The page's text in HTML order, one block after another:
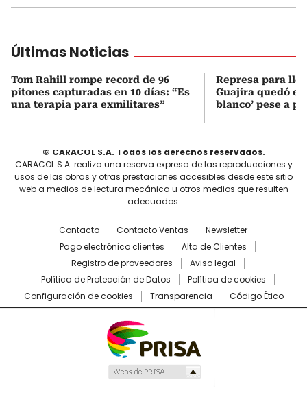
Últimas Noticias
Tom Rahill rompe record de 96
pitones capturadas en 10 días: “Es
una terapia para exmilitares”
Represa para
Guajira quedó en
blanco’ pese a
© CARACOL S.A. Todos los derechos reservados.
CARACOL S.A. realiza una reserva expresa de las reproducciones y
usos de las obras y otras prestaciones accesibles desde este sitio
web a medios de lectura mecánica u otros medios que resulten
adecuados.
Contacto Contacto Ventas
Newsletter
Pago electrónico clientes
Alta de Clientes
Registro de proveedores
Aviso legal
Política de Protección de Datos
Política de cookies
Configuración de cookies
Transparencia Código Ético